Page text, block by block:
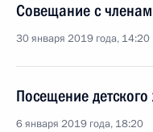
Совещание с
30 января 2019 года, 14:20
Посещение детского
6 января 2019 года, 18:20